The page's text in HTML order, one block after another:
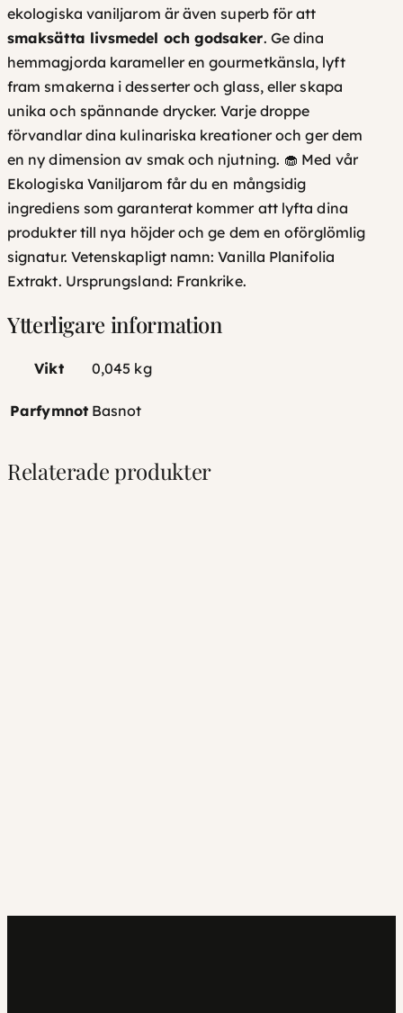
ekologiska vaniljarom är även superb för att
smaksätta livsmedel och godsaker. Ge dina
hemmagjorda karameller en gourmetkänsla, lyft
fram smakerna i desserter och glass, eller skapa
unika och spännande drycker. Varje droppe
förvandlar dina kulinariska kreationer och ger dem
en ny dimension av smak och njutning. 🧁 Med vår
Ekologiska Vaniljarom får du en mångsidig
ingrediens som garanterat kommer att lyfta dina
produkter till nya höjder och ge dem en oförglömlig
signatur. Vetenskapligt namn: Vanilla Planifolia
Extrakt. Ursprungsland: Frankrike.
Ytterligare information
Vikt 0,045 kg
Parfymnot Basnot
Relaterade produkter